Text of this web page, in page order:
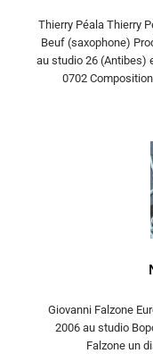
Thierry Péala Thierry
Beuf (saxophone)
au studio 26 (Antibes)
0702
Giovanni Falzone
2006 au studio
Falzone un